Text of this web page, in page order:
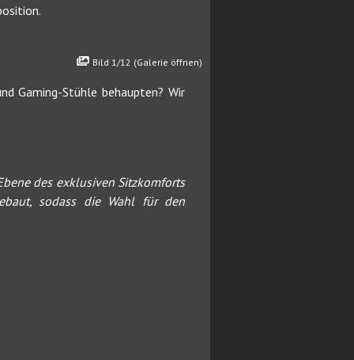
Bild 1/12 (Galerie öffnen)
Gaming-Stühle behaupten? Wir
des exklusiven Sitzkomforts
sodass die Wahl für den